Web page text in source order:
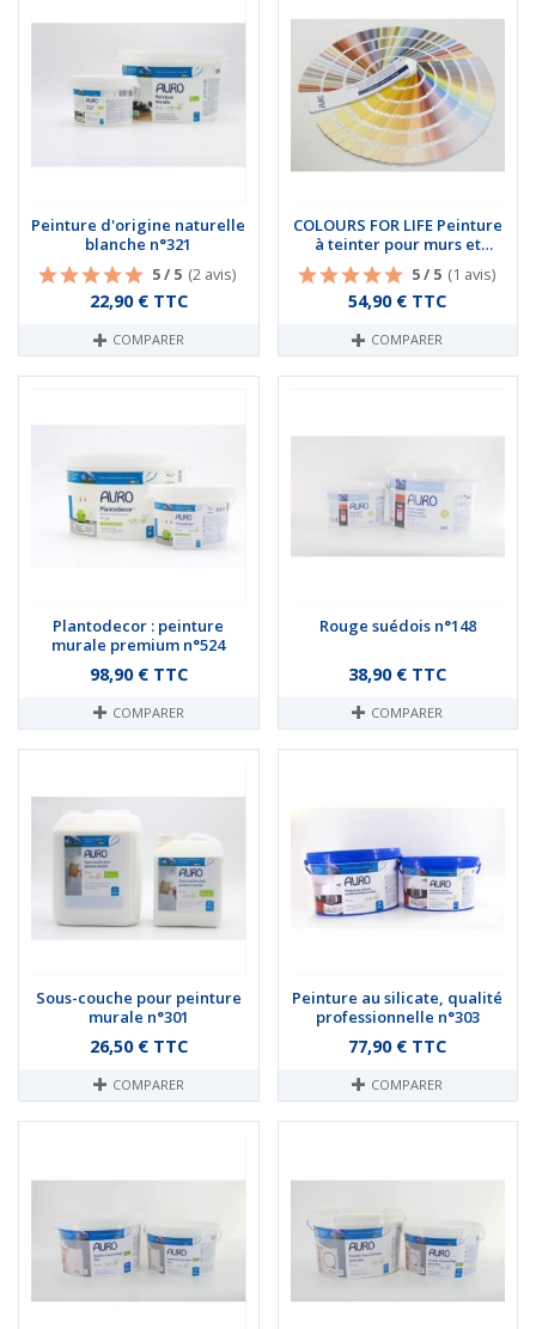
Peinture d'origine naturelle
blanche n°321
5 / 5 (2 avis)
Prix
22,90 € TTC
COMPARER
COLOURS FOR LIFE Peinture
à teinter pour murs et
plafonds n°555
5 / 5 (1 avis)
Prix
54,90 € TTC
COMPARER
Plantodecor : peinture
murale premium n°524
Prix
98,90 € TTC
COMPARER
Rouge suédois n°148
Prix
38,90 € TTC
COMPARER
Sous-couche pour peinture
murale n°301
Prix
26,50 € TTC
COMPARER
Peinture au silicate, qualité
professionnelle n°303
Prix
77,90 € TTC
COMPARER